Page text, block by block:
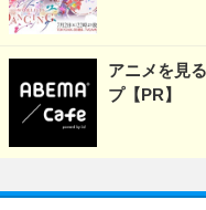
アニメを見
プ【PR】